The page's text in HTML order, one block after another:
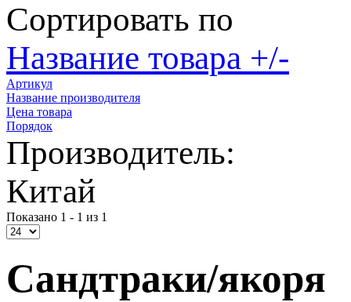
Сортировать по
Название товара +/-
Артикул
Название производителя
Цена товара
Порядок
Производитель:
Китай
Показано 1 - 1 из 1
Сандтраки/якоря